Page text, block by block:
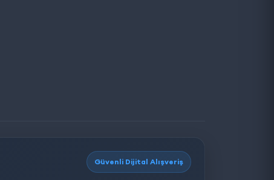
Güvenli Dijital Alışveriş